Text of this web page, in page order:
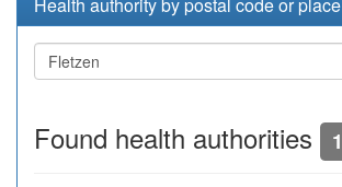
Found health authorities 1